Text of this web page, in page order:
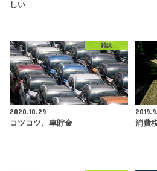
しい
雑談
2020.10.29
コツコツ、車貯金
消費